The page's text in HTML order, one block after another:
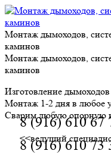
Skip
to
content
Монтаж дымоходов,
каминов
Монтаж дымоходов,
каминов
Изготовление
Монтаж 1-2 дня в любое
Сварим любую опорную
8 (916) 610 67
<<ведущий
8 (916) 610 73